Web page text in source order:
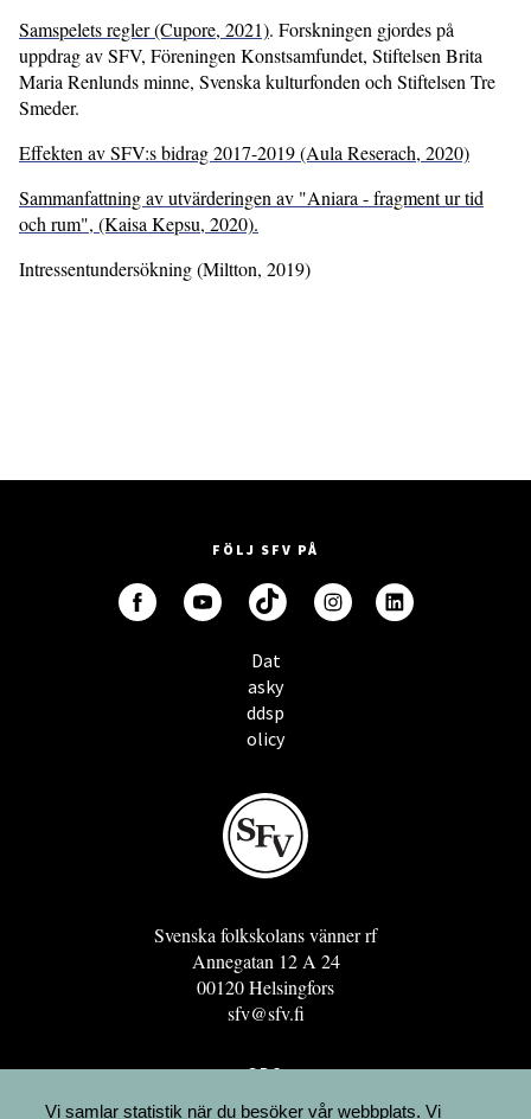
Samspelets regler (Cupore, 2021). Forskningen gjordes på
uppdrag av SFV, Föreningen Konstsamfundet, Stiftelsen Brita
Maria Renlunds minne, Svenska kulturfonden och Stiftelsen Tre
Smeder.
Effekten av SFV:s bidrag 2017-2019 (Aula Reserach, 2020)
Sammanfattning av utvärderingen av "Aniara - fragment ur tid
och rum", (Kaisa Kepsu, 2020).
Intressentundersökning (Miltton, 2019)
FÖLJ SFV PÅ
Dat
asky
ddsp
olicy
Svenska folkskolans vänner rf
Annegatan 12 A 24
00120 Helsingfors
sfv@sfv.fi
GRO
FÖRENINGSRESURSEN
Vi samlar statistik när du besöker vår webbplats. Vi